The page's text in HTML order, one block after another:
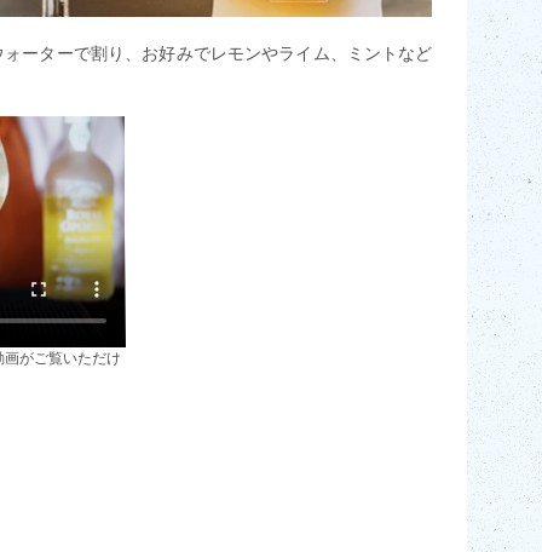
ーターで割り、お好みでレモンやライム、ミントなど
がご覧いただけ